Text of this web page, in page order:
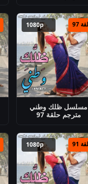
97
1080p
مسلسل ظلك وطني
مترجم حلقة 97
91
1080p